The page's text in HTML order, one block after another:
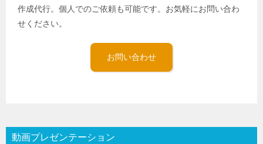
作成代行。個人でのご依頼も可能です。お気軽にお問い合わ
せください。
お問い合わせ
動画プレゼンテーション